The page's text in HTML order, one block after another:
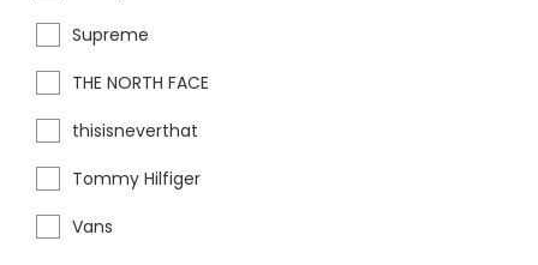
Supreme
THE NORTH FACE
thisisneverthat
Tommy Hilfiger
Vans